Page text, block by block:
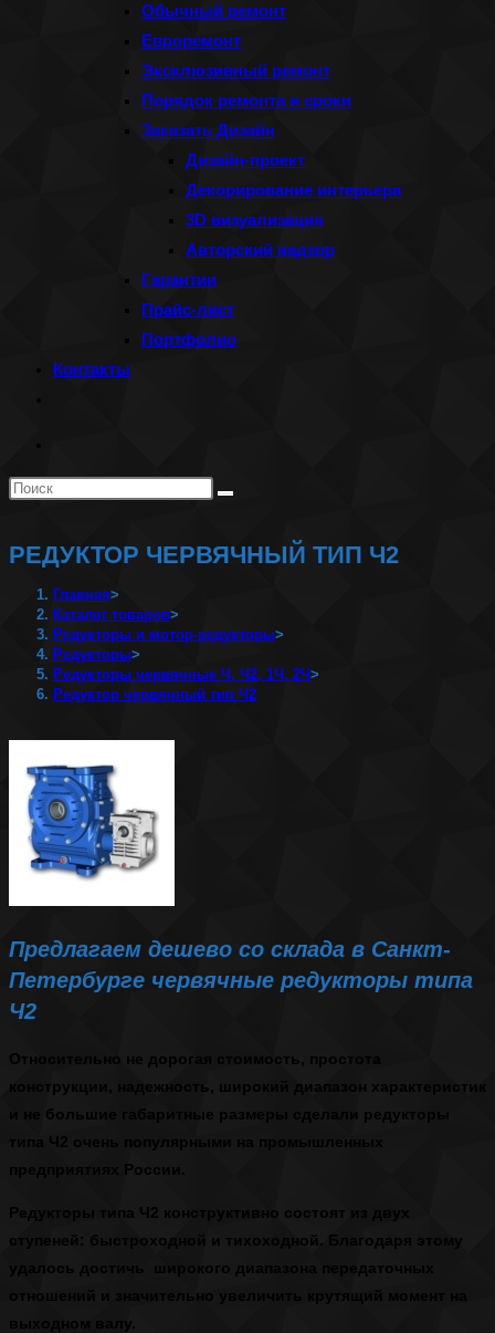
Обычный ремонт
Евроремонт
Эксклюзивный ремонт
Порядок ремонта и сроки
Заказать Дизайн
Дизайн-проект
Декорирование интерьера
3D визуализация
Авторский надзор
Гарантии
Прайс-лист
Портфолио
Контакты
веб-
Поиск
РЕДУКТОР ЧЕРВЯЧНЫЙ ТИП Ч2
Главная>
Каталог товаров>
Редукторы и мотор-редукторы>
Редукторы>
Редукторы червячные Ч, Ч2, 1Ч, 2Ч>
Редуктор червячный тип Ч2
Предлагаем дешево со склада в Санкт-
Петербурге червячные редукторы типа
Ч2
Относительно не дорогая стоимость, простота
конструкции, надежность, широкий диапазон характеристик
и не большие габаритные размеры сделали редукторы
типа Ч2 очень популярными на промышленных
предприятиях России.
Редукторы типа Ч2 конструктивно состоят из двух
ступеней: быстроходной и тихоходной. Благодаря этому
удалось достичь широкого диапазона передаточных
отношений и значительно увеличить крутящий момент на
выходном валу.